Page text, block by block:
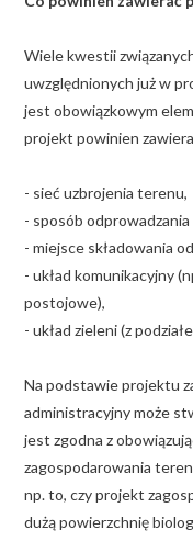
Wiele kwestii
uwzględnionych już w
jest obowiązkowym
projekt powinien
- sieć uzbrojenia terenu,
- sposób
- miejsce składowania
- układ komunikacyjny
postojowe),
- układ zieleni (z
Na podstawie projektu
administracyjny może
jest zgodna z
zagospodarowania
np. to, czy projekt
dużą powierzchnię